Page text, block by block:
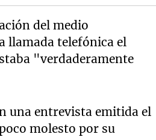
del medio
llamada telefónica el
"verdaderamente
una entrevista emitida el
molesto por su